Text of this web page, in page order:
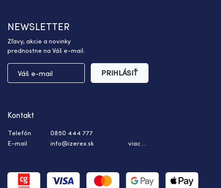
NEWSLETTER
Zľavy, akcie a novinky
prednostne na Váš e-mail.
PRIHLÁSIŤ
Kontakt
Telefón
0850 444 777
E-mail
info@izerex.sk viac ...